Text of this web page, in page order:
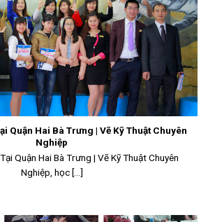
Quận Hai Bà Trưng | Vẽ Kỹ Thuật Chuyên
Nghiệp
Quận Hai Bà Trưng | Vẽ Kỹ Thuật Chuyên
Nghiệp, học [...]